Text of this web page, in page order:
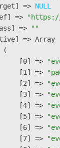
=>
NULL
=>
=>
""
=> Array
(
[0] =>
[1] =>
[2] =>
[3] =>
[4] =>
[5] =>
[6] =>
[7] =>